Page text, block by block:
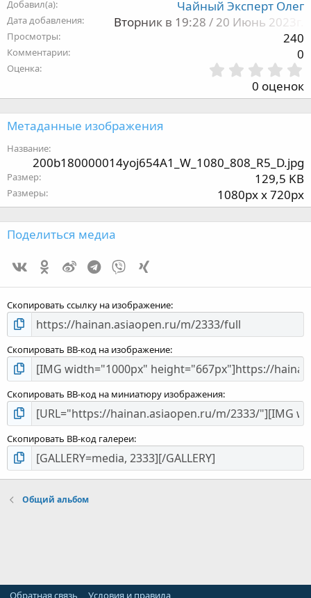
Добавил(а) Чайный Эксперт Олег
Дата добавления Вторник в 19:28 / 20 Июнь 2023г.
Просмотры 240
Комментарии 0
Оценка
,
0
0
0 оценок
Метаданные изображения
Название
200b180000014yoj654A1_W_1080_808_R5_D.jpg
Размер 129,5 KB
Размеры 1080px x 720px
Поделиться медиа
Vk
Ok WeiboTelegram
Viber
Скопировать ссылку на изображение
Скопировать BB-код на изображение
Скопировать BB-код на миниатюру изображения
Скопировать BB-код галереи
Общий альбом
Обратная связь Условия и правила